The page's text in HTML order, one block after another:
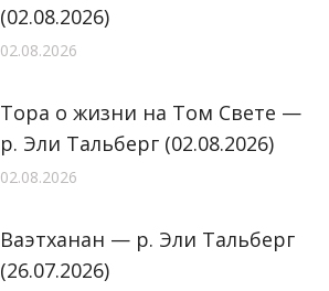
(02.08.2026)
02.08.2026
Тора о жизни на Том Свете —
р. Эли Тальберг (02.08.2026)
02.08.2026
Ваэтханан — р. Эли Тальберг
(26.07.2026)